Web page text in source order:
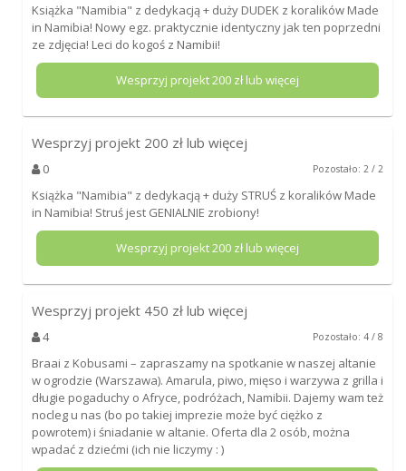
Książka "Namibia" z dedykacją + duży DUDEK z koralików Made
in Namibia! Nowy egz. praktycznie identyczny jak ten poprzedni
ze zdjęcia! Leci do kogoś z Namibii!
Wesprzyj projekt200zł lub więcej
Wesprzyj projekt 200 zł lub więcej
0 Pozostało: 2 / 2
Książka "Namibia" z dedykacją + duży STRUŚ z koralików Made
in Namibia! Struś jest GENIALNIE zrobiony!
Wesprzyj projekt200zł lub więcej
Wesprzyj projekt 450 zł lub więcej
4 Pozostało: 4 / 8
Braai z Kobusami – zapraszamy na spotkanie w naszej altanie
w ogrodzie (Warszawa). Amarula, piwo, mięso i warzywa z grilla i
długie pogaduchy o Afryce, podróżach, Namibii. Dajemy wam też
nocleg u nas (bo po takiej imprezie może być ciężko z
powrotem) i śniadanie w altanie. Oferta dla 2 osób, można
wpadać z dziećmi (ich nie liczymy : )